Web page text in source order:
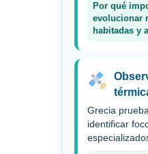
Por qué
evolucionar
habitadas y
Grecia
identificar